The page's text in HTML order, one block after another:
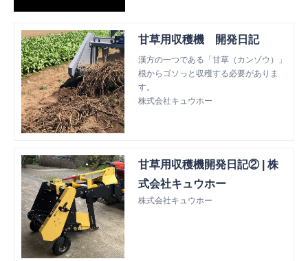
甘草用収穫機 開発日記
漢方の一つである「甘草（カンゾウ）」
根からゴソっと収穫する必要がありま
す。
株式会社キュウホー
甘草用収穫機開発日記② | 株
式会社キュウホー
株式会社キュウホー